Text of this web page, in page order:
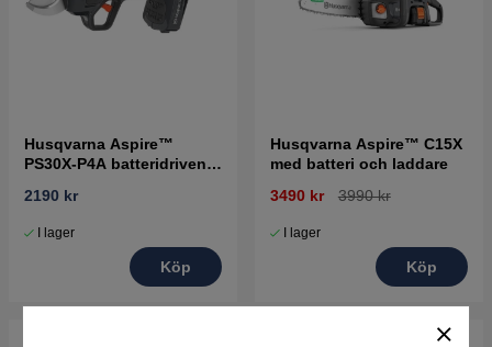
Husqvarna Aspire™
PS30X-P4A batteridriven
2190 kr
I lager
Köp
Husqvarna Aspire™ C15X
med batteri och laddare
3490 kr
3990 kr
I lager
Köp